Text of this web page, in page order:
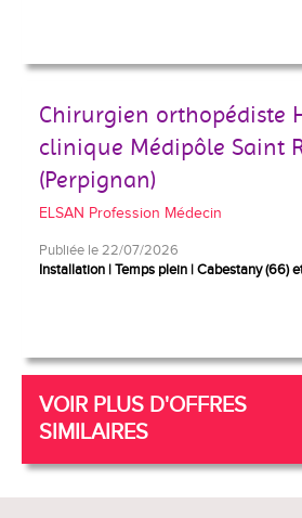
Chirurgien orthopédiste
clinique Médipôle Saint
(Perpignan)
ELSAN Profession Médecin
Publiée le 22/07/2026
Installation Temps plein Cabestany (66)
VOIR PLUS D'OFFRES
SIMILAIRES